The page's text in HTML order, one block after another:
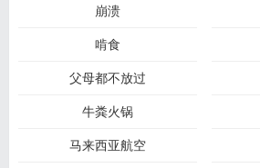
崩溃
啃食
父母都不放过
牛粪火锅
马来西亚航空